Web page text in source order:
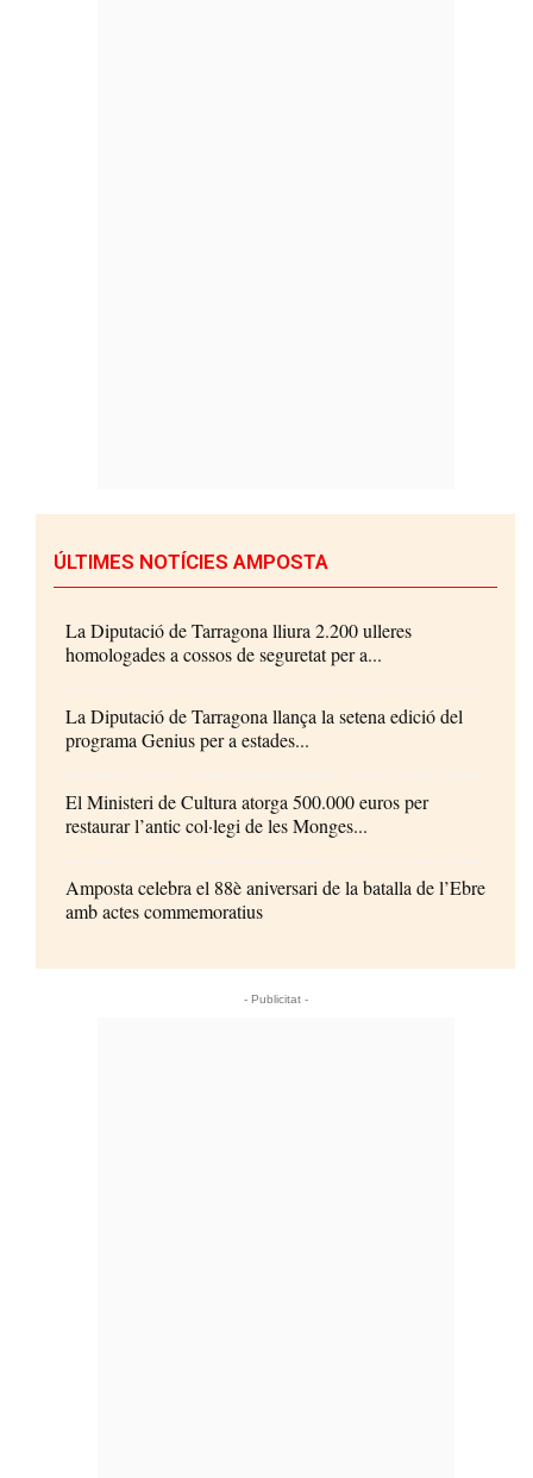
ÚLTIMES NOTÍCIES AMPOSTA
La Diputació de Tarragona lliura 2.200 ulleres
homologades a cossos de seguretat per a...
La Diputació de Tarragona llança la setena edició del
programa Genius per a estades...
El Ministeri de Cultura atorga 500.000 euros per
restaurar l’antic col·legi de les Monges...
Amposta celebra el 88è aniversari de la batalla de l’Ebre
amb actes commemoratius
- Publicitat -